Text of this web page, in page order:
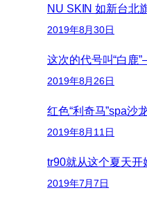
NU SKIN 如新台北
2019年8月30日
这次的代号叫“白鹿
2019年8月26日
红色“利奇马”spa沙
2019年8月11日
tr90就从这个夏天开
2019年7月7日